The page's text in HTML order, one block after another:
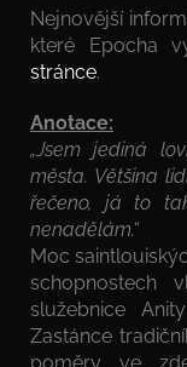
Nejnovější
které Epocha
stránce.
Anotace:
„Jsem jediná
města. Většina
řečeno, já to
nenadělám.“
Moc
schopnostech
služebnice
Zastánce
poměry ve